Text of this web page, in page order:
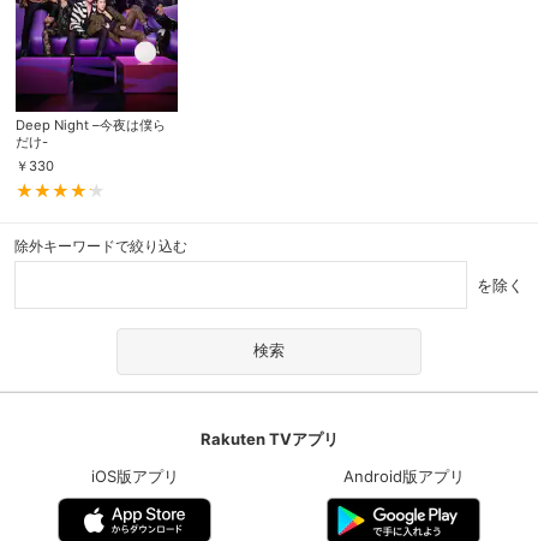
Deep Night –今夜は僕ら
だけ-
￥ 330
除外キーワードで絞り込む
を除く
Rakuten TVアプリ
iOS版アプリ
Android版アプリ